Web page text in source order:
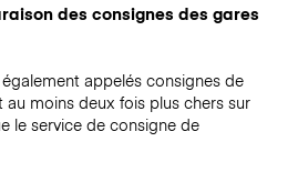
des consignes des gares
appelés consignes de
au moins deux fois plus chers sur
le service de consigne de